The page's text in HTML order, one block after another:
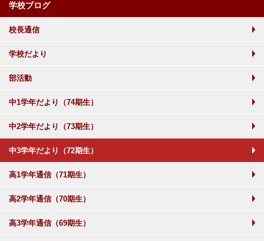
学校ブログ
校長通信
学校だより
部活動
中1学年だより（74期生）
中2学年だより（73期生）
中3学年だより（72期生）
高1学年通信（71期生）
高2学年通信（70期生）
高3学年通信（69期生）